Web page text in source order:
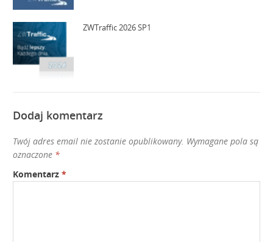
ZWTraffic 2026 SP1
Dodaj komentarz
Twój adres email nie zostanie opublikowany. Wymagane pola są
oznaczone *
Komentarz*